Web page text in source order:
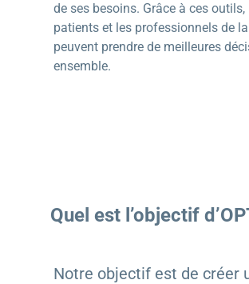
de ses besoins. Grâce à ces outils,
patients et les professionnels de
peuvent prendre de meilleures
ensemble.
Quel est l’objectif
Notre objectif est de créer